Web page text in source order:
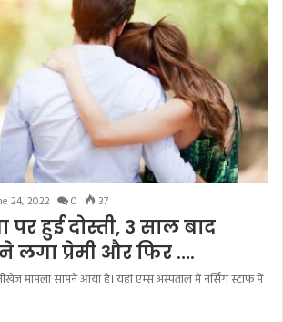
24, 2022 0 37
पर हुई दोस्ती, 3 साल बाद
प्रेमी और फिर ….
मामला सामने आया है। यहां एम्स अस्पताल में नर्सिंग स्टाफ में